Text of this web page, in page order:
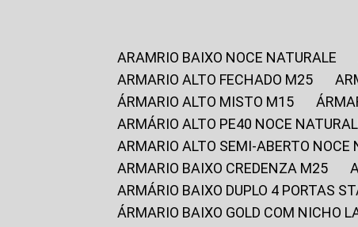
ARAMRIO BAIXO NOCE NATURALE
ARMARIO ALTO FECHADO M25
ÁRMARIO ALTO MISTO M15
ARMÁRIO ALTO PE40 NOCE
ARMARIO ALTO SEMI-ABERTO NOCE
ARMARIO BAIXO CREDENZA M25
ARMÁRIO BAIXO DUPLO 4 PORTAS
ÁRMARIO BAIXO GOLD COM NICHO